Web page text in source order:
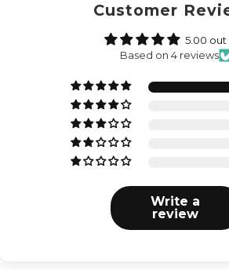
Customer
5.00 out
Based on 4 reviews
Write a
review